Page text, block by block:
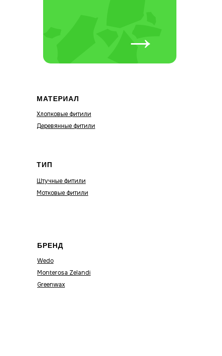
→
МАТЕРИАЛ
Хлопковые фитили
Деревянные фитили
ТИП
Штучные фитили
Мотковые фитили
БРЕНД
Wedo
Monterosa Zelandi
Greenwax